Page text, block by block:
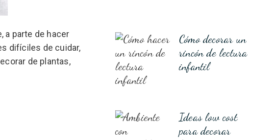
a parte de hacer
difíciles de cuidar,
de plantas,
Cómo decorar un
rincón de lectura
infantil
Ideas low cost
para decorar